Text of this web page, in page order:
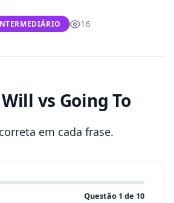
16
vs Going To
em cada frase.
Questão 1 de 10